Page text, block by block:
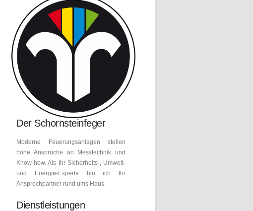
Der Schornsteinfeger
Moderne Feuerungsanlagen stellen
hohe Ansprüche an Messtechnik und
Know-how. Als Ihr Sicherheits-, Umwelt-
und Energie-Experte bin ich Ihr
Ansprechpartner rund ums Haus.
Dienstleistungen